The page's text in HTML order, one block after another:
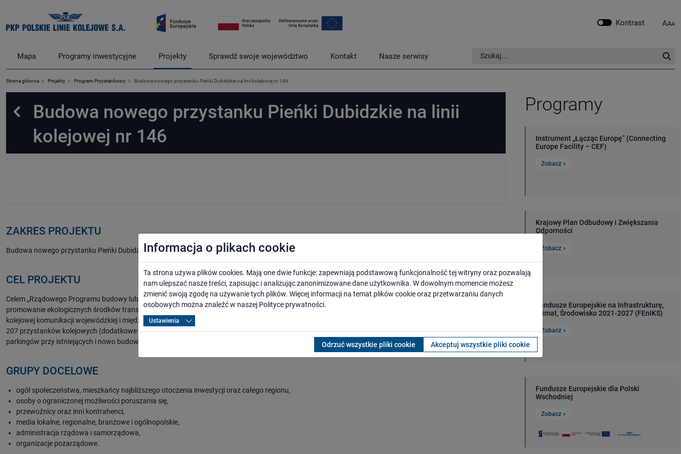
Kontrast AAA
Mapa Programy inwestycyjne Projekty Sprawdź swoje województwo Kontakt Nasze serwisy Szukaj w serwisie
Strona główna Projekty Program Przystankowy Budowa nowego przystanku Pieńki Dubidzkie na linii kolejowej nr 146
Powrót
Budowa nowego przystanku Pieńki Dubidzkie na linii
kolejowej nr 146
ZAKRES PROJEKTU
Budowa nowego przystanku Pieńki Dubidzkie na linii kolejowej nr 146
CEL PROJEKTU
Celem „Rządowego Programu budowy lub modernizacji przystanków kolejowych na lata 2021-2026” jest przeciwdziałanie wykluczeniu komunikacyjnemu,
promowanie ekologicznych środków transportu oraz wspieranie polskiej gospodarki. Zaplanowane zadania inwestycyjne umożliwią podróżnym dostęp do
kolejowej komunikacji wojewódzkiej i międzywojewódzkiej. W skali całego kraju w ramach Programu Przystankowego przewidziano budowę lub modernizację
207 przystanków kolejowych (dodatkowe 107 jest na liście rezerwowej). Na ten cel przeznaczono ponad 1 mld zł. Zaplanowano także realizację ponad 100
parkingów przy istniejących i nowo budowanych przystankach. Kwota przeznaczona na budowę parkingów to 74,31 mln zł.
GRUPY DOCELOWE
ogół społeczeństwa, mieszkańcy najbliższego otoczenia inwestycji oraz całego regionu,
osoby o ograniczonej możliwości poruszania się,
przewoźnicy oraz inni kontrahenci,
media lokalne, regionalne, branżowe i ogólnopolskie,
administracja rządowa i samorządowa,
organizacje pozarządowe.
Programy
Instrument „Łącząc Europę” (Connecting
Europe Facility – CEF)
Zobacz
Krajowy Plan Odbudowy i Zwiększania
Odporności
Zobacz
Fundusze Europejskie na Infrastrukturę,
Klimat, Środowisko 2021-2027 (FEnIKS)
Zobacz
Fundusze Europejskie dla Polski
Wschodniej
Zobacz
Informacja o plikach cookie
Ta strona używa plików cookies. Mają one dwie funkcje: zapewniają podstawową funkcjonalność tej witryny oraz pozwalają
nam ulepszać nasze treści, zapisując i analizując zanonimizowane dane użytkownika. W dowolnym momencie możesz
zmienić swoją zgodę na używanie tych plików. Więcej informacji na temat plików cookie oraz przetwarzaniu danych
osobowych można znaleźć w naszej Polityce prywatności.
Ustawienia
Odrzuć wszystkie pliki cookie Akceptuj wszystkie pliki cookie